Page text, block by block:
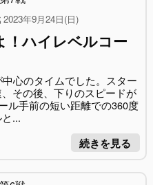
2023年9月24日(日)
！ハイレベルコー
心のタイムでした。スター
その後、下りのスピードが
ル手前の短い距離での360度
...
続きを見る